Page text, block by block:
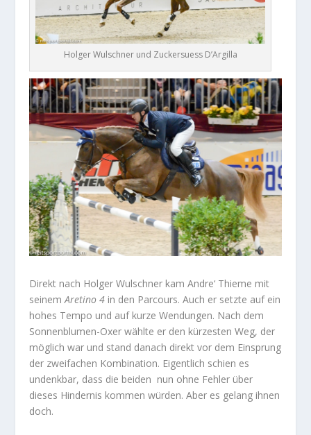
Holger Wulschner und Zuckersuess D’Argilla
Direkt nach Holger Wulschner kam Andre‘ Thieme mit
seinemAretino 4 in den Parcours. Auch er setzte auf ein
hohes Tempo und auf kurze Wendungen. Nach dem
Sonnenblumen-Oxer wählte er den kürzesten Weg, der
möglich war und stand danach direkt vor dem Einsprung
der zweifachen Kombination. Eigentlich schien es
undenkbar, dass die beiden nun ohne Fehler über
dieses Hindernis kommen würden. Aber es gelang ihnen
doch.